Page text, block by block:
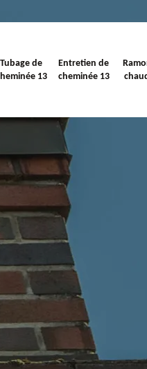
Tubage de
13
Entretien de
cheminée 13